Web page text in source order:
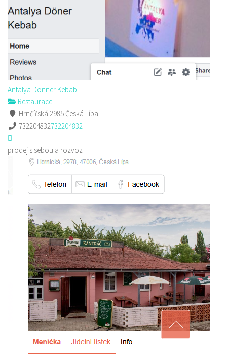
Antalya Donner Kebab
Restaurace
Hrnčířská 2985 Česká Lípa
732204832732204832
prodej s sebou a rozvoz